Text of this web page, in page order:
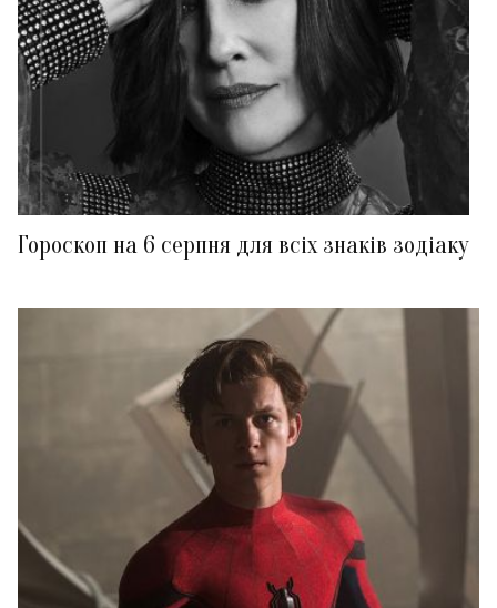
Гороскоп на 6 серпня для всіх знаків зодіаку